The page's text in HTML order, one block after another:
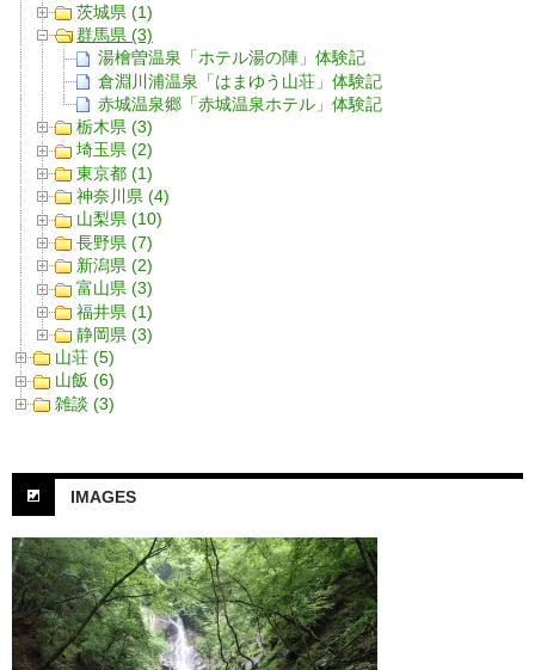
茨城県 (1)
群馬県 (3)
湯檜曽温泉「ホテル湯の陣」体験記
倉淵川浦温泉「はまゆう山荘」体験記
赤城温泉郷「赤城温泉ホテル」体験記
栃木県 (3)
埼玉県 (2)
東京都 (1)
神奈川県 (4)
山梨県 (10)
長野県 (7)
新潟県 (2)
富山県 (3)
福井県 (1)
静岡県 (3)
山荘 (5)
山飯 (6)
雑談 (3)
IMAGES